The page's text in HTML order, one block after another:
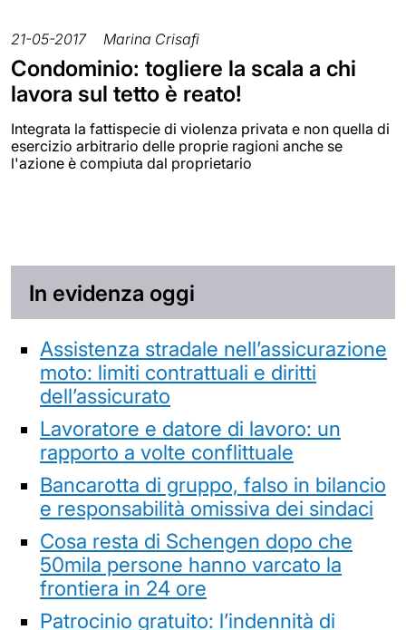
21-05-2017 Marina Crisafi
Condominio: togliere la scala a chi
lavora sul tetto è reato!
Integrata la fattispecie di violenza privata e non quella di
esercizio arbitrario delle proprie ragioni anche se
l'azione è compiuta dal proprietario
In evidenza oggi
Assistenza stradale nell’assicurazione
moto: limiti contrattuali e diritti
dell’assicurato
Lavoratore e datore di lavoro: un
rapporto a volte conflittuale
Bancarotta di gruppo, falso in bilancio
e responsabilità omissiva dei sindaci
Cosa resta di Schengen dopo che
50mila persone hanno varcato la
frontiera in 24 ore
Patrocinio gratuito: l’indennità di